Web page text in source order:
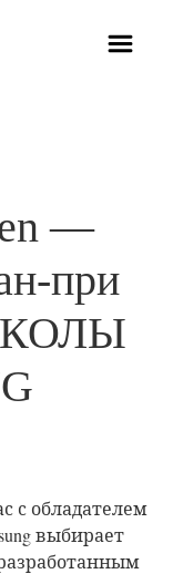
—
при
с обладателем
выбирает